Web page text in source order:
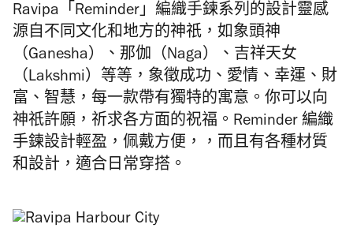
Ravipa「Reminder」編織手鍊系列的設計靈感
源自不同文化和地方的神祇，如象頭神
（Ganesha）、那伽（Naga）、吉祥天女
（Lakshmi）等等，象徵成功、愛情、幸運、財
富、智慧，每一款帶有獨特的寓意。你可以向
神祇許願，祈求各方面的祝福。Reminder 編織
手鍊設計輕盈，佩戴方便，，而且有各種材質
和設計，適合日常穿搭。